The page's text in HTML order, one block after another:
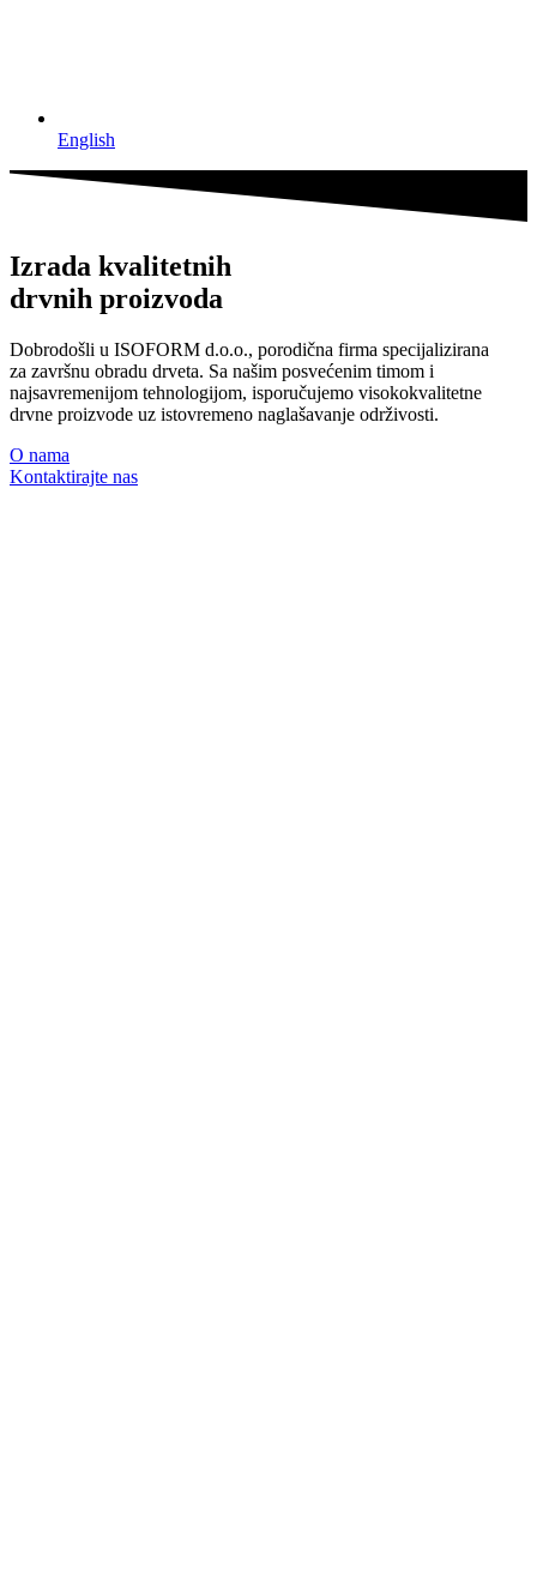
English
Izrada kvalitetnih
drvnih proizvoda
Dobrodošli u ISOFORM d.o.o., porodična firma specijalizirana
za završnu obradu drveta. Sa našim posvećenim timom i
najsavremenijom tehnologijom, isporučujemo visokokvalitetne
drvne proizvode uz istovremeno naglašavanje održivosti.
O nama
Kontaktirajte nas